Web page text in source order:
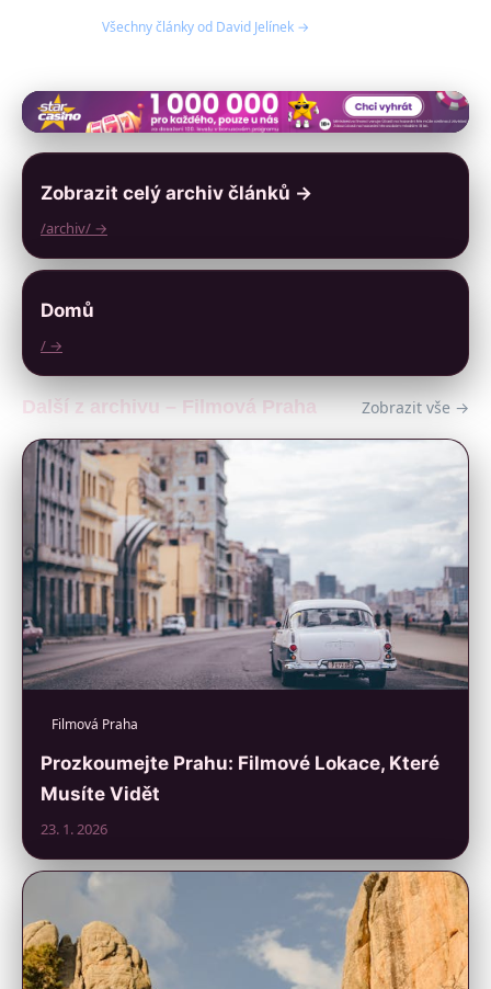
Všechny články od David Jelínek →
Zobrazit celý archiv článků →
/archiv/ →
Domů
/ →
Další z archivu – Filmová Praha Zobrazit vše →
Filmová Praha
Prozkoumejte Prahu: Filmové Lokace, Které
Musíte Vidět
23. 1. 2026